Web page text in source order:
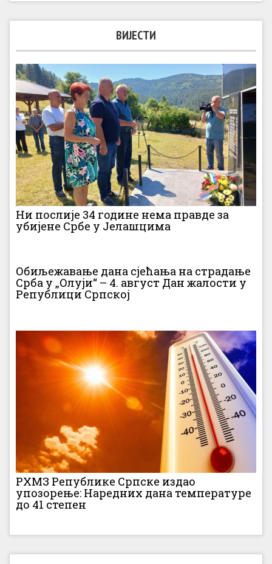
ВИЈЕСТИ
Ни послије 34 године нема правде за
убијене Србе у Јелашцима
Обиљежавање дана сјећања на страдање
Срба у „Олуји“ – 4. август Дан жалости у
Републици Српској
РХМЗ Републике Српске издао
упозорење: Наредних дана температуре
до 41 степен